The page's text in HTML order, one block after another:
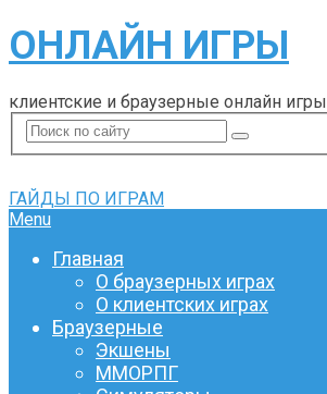
ОНЛАЙН ИГРЫ
клиентские и браузерные онлайн игры
ГАЙДЫ ПО ИГРАМ
Menu
Главная
О браузерных играх
О клиентских играх
Браузерные
Экшены
ММОРПГ